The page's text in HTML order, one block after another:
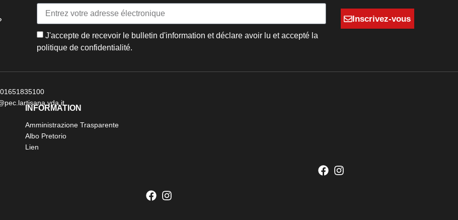
J'accepte de recevoir le bulletin d'information et déclare avoir lu et accepté la
politique de confidentialité.
Inscrivez-vous
INFORMATION
Amministrazione Trasparente
Albo Pretorio
Lien